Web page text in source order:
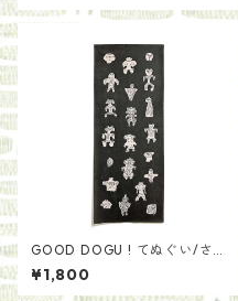
GOOD DOGU ! てぬぐい/さ
とうゆかり
¥1,800